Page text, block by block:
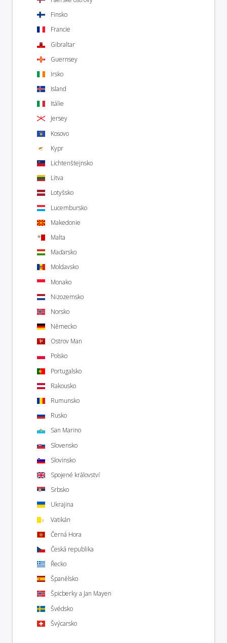
Finsko
Francie
Gibraltar
Guernsey
Irsko
Island
Itálie
Jersey
Kosovo
Kypr
Lichtenštejnsko
Litva
Lotyšsko
Lucembursko
Makedonie
Malta
Maďarsko
Moldavsko
Monako
Nizozemsko
Norsko
Německo
Ostrov Man
Polsko
Portugalsko
Rakousko
Rumunsko
Rusko
San Marino
Slovensko
Slovinsko
Spojené království
Srbsko
Ukrajina
Vatikán
Černá Hora
Česká republika
Řecko
Španělsko
Špicberky a Jan Mayen
Švédsko
Švýcarsko